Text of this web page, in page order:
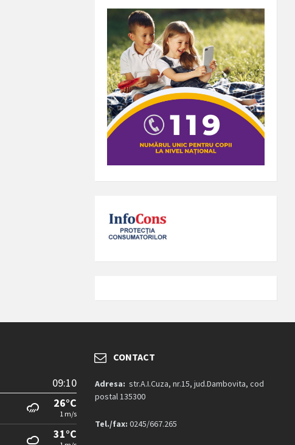
09:10
26°C
1 m/s
31°C
CONTACT
Adresa: str.A.I.Cuza, nr.15, jud.Dambovita, cod
postal 135300
Tel./fax: 0245/667.265